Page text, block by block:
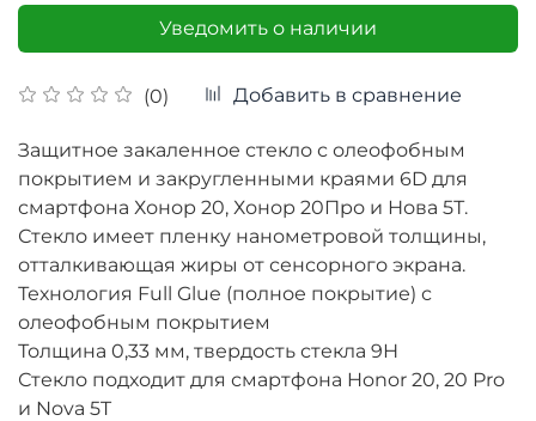
(0) Добавить в сравнение
Уведомить о наличии
Защитное закаленное стекло с олеофобным
покрытием и закругленными краями 6D для
смартфона Хонор 20, Хонор 20Про и Нова 5Т.
Стекло имеет пленку нанометровой толщины,
отталкивающая жиры от сенсорного экрана.
Технология Full Glue (полное покрытие) с
олеофобным покрытием
Толщина 0,33 мм, твердость стекла 9Н
Стекло подходит для смартфона Honor 20, 20 Pro
и Nova 5T